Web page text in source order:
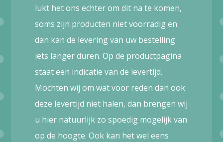
lukt het ons echter om dit na te komen,
soms zijn producten niet voorradig en
dan kan de levering van uw bestelling
iets langer duren. Op de productpagina
staat een indicatie van de levertijd.
Mochten wij om wat voor reden dan ook
deze levertijd niet halen, dan brengen wij
u hier natuurlijk zo spoedig mogelijk van
op de hoogte. Ook kan het wel eens